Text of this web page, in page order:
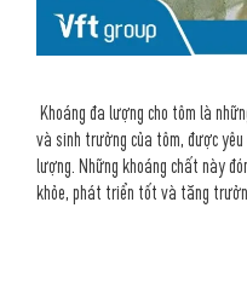
Khoáng đa lượng cho tôm là
và sinh trưởng của tôm, được
lượng. Những khoáng chất này
khỏe, phát triển tốt và tăng